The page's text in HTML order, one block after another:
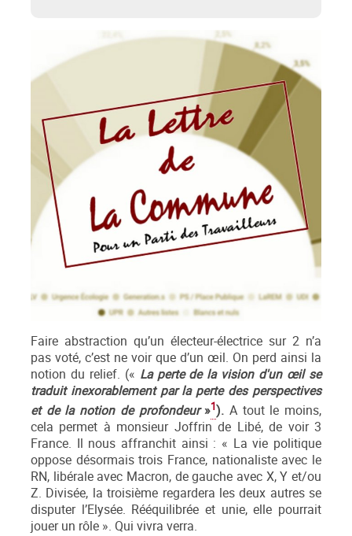
Faire abstraction qu’un électeur-électrice sur 2 n’a
pas voté, c’est ne voir que d’un œil. On perd ainsi la
notion du relief. (« La perte de la vision d'un œil se
traduit inexorablement par la perte des perspectives
et de la notion de profondeur»1). A tout le moins,
cela permet à monsieur Joffrin de Libé, de voir 3
France. Il nous affranchit ainsi : « La vie politique
oppose désormais trois France, nationaliste avec le
RN, libérale avec Macron, de gauche avec X, Y et/ou
Z. Divisée, la troisième regardera les deux autres se
disputer l’Elysée. Rééquilibrée et unie, elle pourrait
jouer un rôle ». Qui vivra verra.